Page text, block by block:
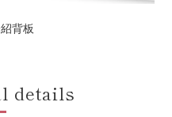
背板
details